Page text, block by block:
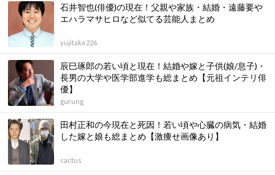
石井智也(俳優)の現在！父親や家族・結婚・遠藤要や
エハラマサヒロなど似てる芸能人まとめ
yujitake226
辰巳琢郎の若い頃と現在！結婚や嫁と子供(娘/息子)・
長男の大学や医学部進学も総まとめ【元祖インテリ俳
優】
gurung
田村正和の今現在と死因！若い頃や心臓の病気・結婚
した嫁と娘も総まとめ【激痩せ画像あり】
cactus